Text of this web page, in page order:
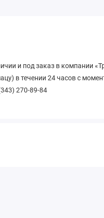
и под заказ в компании
в течении 24 часов с
270-89-84